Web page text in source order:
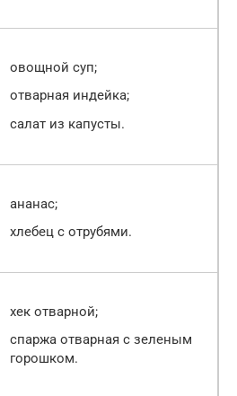
овощной суп;
отварная индейка;
салат из капусты.
ананас;
хлебец с отрубями.
хек отварной;
спаржа отварная с зеленым
горошком.